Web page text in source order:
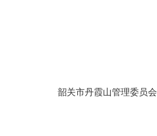
韶关市丹霞山管理委员会